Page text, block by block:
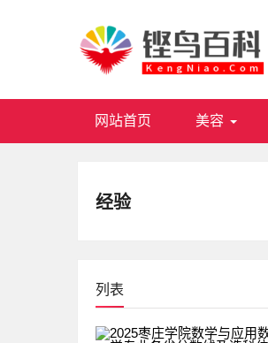
网站首页 美容
经验
列表